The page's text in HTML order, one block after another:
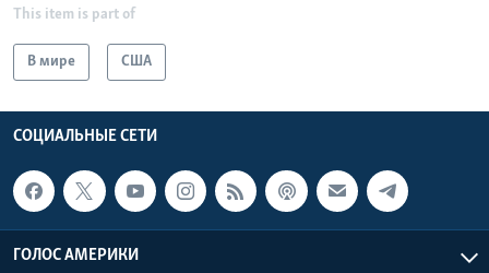
This item is part of
В мире США
СОЦИАЛЬНЫЕ СЕТИ
ГОЛОС АМЕРИКИ